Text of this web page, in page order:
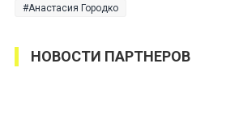
Анастасия Городко
НОВОСТИ ПАРТНЕРОВ